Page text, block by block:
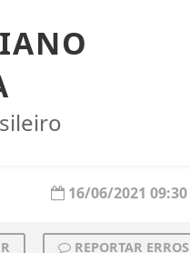
16/06/2021 09:30
REPORTAR ERROS